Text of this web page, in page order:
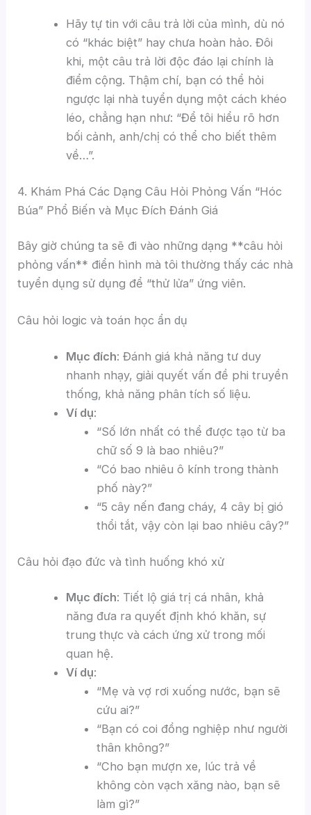
Hãy tự tin với câu trả lời của mình, dù nó
có “khác biệt” hay chưa hoàn hảo. Đôi
khi, một câu trả lời độc đáo lại chính là
điểm cộng. Thậm chí, bạn có thể hỏi
ngược lại nhà tuyển dụng một cách khéo
léo, chẳng hạn như: “Để tôi hiểu rõ hơn
bối cảnh, anh/chị có thể cho biết thêm
về…”.
4. Khám Phá Các Dạng Câu Hỏi Phỏng Vấn “Hóc
Búa” Phổ Biến và Mục Đích Đánh Giá
Bây giờ chúng ta sẽ đi vào những dạng **câu hỏi
phỏng vấn** điển hình mà tôi thường thấy các nhà
tuyển dụng sử dụng để “thử lửa” ứng viên.
Câu hỏi logic và toán học ẩn dụ
Mục đích: Đánh giá khả năng tư duy
nhanh nhạy, giải quyết vấn đề phi truyền
thống, khả năng phân tích số liệu.
Ví dụ:
“Số lớn nhất có thể được tạo từ ba
chữ số 9 là bao nhiêu?”
“Có bao nhiêu ô kính trong thành
phố này?”
“5 cây nến đang cháy, 4 cây bị gió
thổi tắt, vậy còn lại bao nhiêu cây?”
Câu hỏi đạo đức và tình huống khó xử
Mục đích: Tiết lộ giá trị cá nhân, khả
năng đưa ra quyết định khó khăn, sự
trung thực và cách ứng xử trong mối
quan hệ.
Ví dụ:
“Mẹ và vợ rơi xuống nước, bạn sẽ
cứu ai?”
“Bạn có coi đồng nghiệp như người
thân không?”
“Cho bạn mượn xe, lúc trả về
không còn vạch xăng nào, bạn sẽ
làm gì?”